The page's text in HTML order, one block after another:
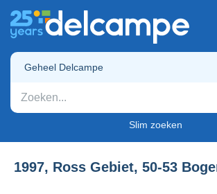
Geheel Delcampe
Slim zoeken
1997, Ross Gebiet, 50-53